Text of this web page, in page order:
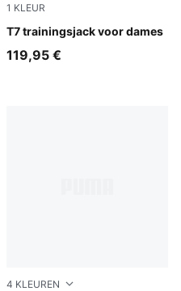
1 KLEUR
T7 trainingsjack voor dames
Puma Black
119,95 €
4 KLEUREN